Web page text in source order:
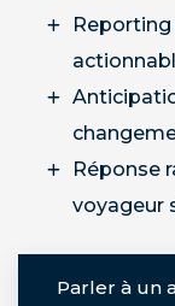
Réponse
voyageur
Parler à un